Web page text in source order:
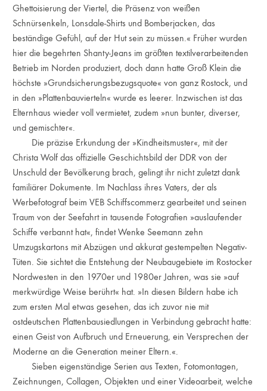
Ghettoisierung der Viertel, die Präsenz von weißen
Schnürsenkeln, Lonsdale-Shirts und Bomberjacken, das
beständige Gefühl, auf der Hut sein zu müssen.« Früher wurden
hier die begehrten Shanty-Jeans im größten textilverarbeitenden
Betrieb im Norden produziert, doch dann hatte Groß Klein die
höchste »Grundsicherungsbezugsquote« von ganz Rostock, und
in den »Plattenbauvierteln« wurde es leerer. Inzwischen ist das
Elternhaus wieder voll vermietet, zudem »nun bunter, diverser,
und gemischter«.
Die präzise Erkundung der »Kindheitsmuster«, mit der
Christa Wolf das offizielle Geschichtsbild der DDR von der
Unschuld der Bevölkerung brach, gelingt ihr nicht zuletzt dank
familiärer Dokumente. Im Nachlass ihres Vaters, der als
Werbefotograf beim VEB Schiffscommerz gearbeitet und seinen
Traum von der Seefahrt in tausende Fotografien »auslaufender
Schiffe verbannt hat«, findet Wenke Seemann zehn
Umzugskartons mit Abzügen und akkurat gestempelten Negativ-
Tüten. Sie sichtet die Entstehung der Neubaugebiete im Rostocker
Nordwesten in den 1970er und 1980er Jahren, was sie »auf
merkwürdige Weise berührt« hat. »In diesen Bildern habe ich
zum ersten Mal etwas gesehen, das ich zuvor nie mit
ostdeutschen Plattenbausiedlungen in Verbindung gebracht hatte:
einen Geist von Aufbruch und Erneuerung, ein Versprechen der
Moderne an die Generation meiner Eltern.«.
Sieben eigenständige Serien aus Texten, Fotomontagen,
Zeichnungen, Collagen, Objekten und einer Videoarbeit, welche